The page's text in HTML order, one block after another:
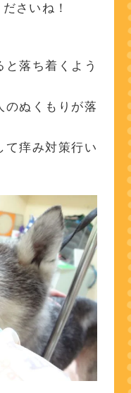
さいね！
落ち着くよう
のぬくもりが落
て痒み対策行い